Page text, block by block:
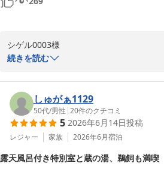
お楽しみいただけたとのこと大変嬉しく
お母様にもゆったりとお過ごしいただ
「また母を連れて行こうと思っています
すよう、スタッフ一同心を込めてお迎え
この度はご宿泊ならびに温かなお言葉を
申し上げます。
可愛いばぁば様のまたのお越しをスタッ
した。
そして一番のおすすめは豪華なお部屋です
優雅に過ごせて、嫌なドンドンとする他の
く、睡眠は爆睡でした。
は贅沢をの方にはお勧めの宿だと思います。
近くには鵜飼いもあり、金華山の頂上には
せる街並みもあり、何と言っても
凄い大きい長良川には感動しました。
接客に関しても皆さんお若いのにハキハキ
謝カンゲキ雨嵐です。
シゲル0003様
また今回で3度目のご宿泊とのこと、い
心より感謝申し上げます。
ご滞在ではゆったりと贅沢なお時間をお
大変嬉しく拝見いたしました。
に添えたメレンゲ仕立ての泡醤油や鮎の
続きを読む
しゅがぁ1129
50代/男性 |20件のクチコミ
5 2026年6月14日投稿
レジャー 家族 2026年6月宿泊
露天風呂付き特別室と蔵の湯、鵜飼も満喫